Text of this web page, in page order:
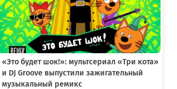
«Это будет шок!»: мультсериал «Три кота»
и DJ Groove выпустили зажигательный
музыкальный ремикс